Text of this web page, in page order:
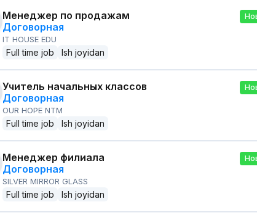
Менеджер по продажам
Договорная
IT HOUSE EDU
Full time job Ish joyidan
Учитель начальных классов
Договорная
OUR HOPE NTM
Full time job Ish joyidan
Менеджер филиала
Договорная
SILVER MIRROR GLASS
Full time job Ish joyidan